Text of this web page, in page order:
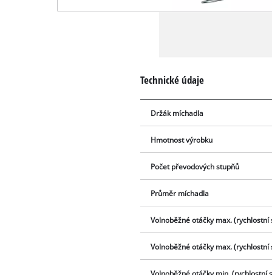
Technické údaje
Držák míchadla
Hmotnost výrobku
Počet převodových stupňů
Průměr míchadla
Volnoběžné otáčky max. (rychlostní
Volnoběžné otáčky max. (rychlostní